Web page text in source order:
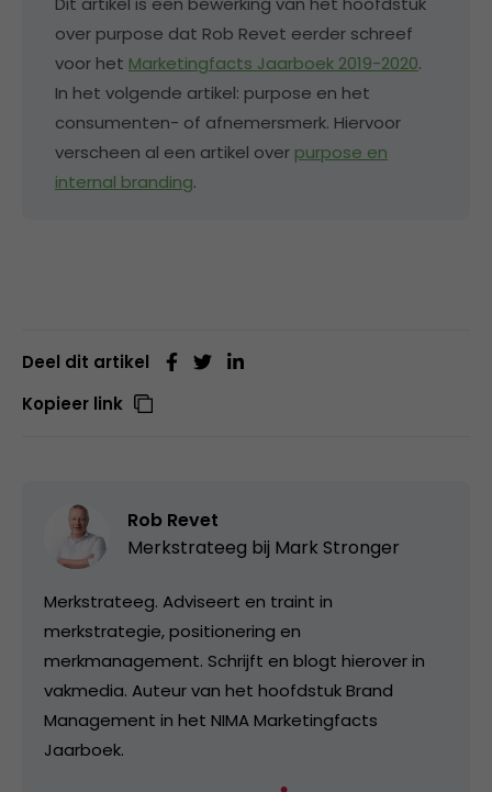
over purpose dat Rob Revet eerder schreef
voor het Marketingfacts Jaarboek 2019-2020.
In het volgende artikel: purpose en het
consumenten- of afnemersmerk. Hiervoor
verscheen al een artikel over purpose en
internal branding.
Deel dit artikel
Kopieer link
Rob Revet
Merkstrateeg bij Mark Stronger
Merkstrateeg. Adviseert en traint in
merkstrategie, positionering en
merkmanagement. Schrijft en blogt hierover in
vakmedia. Auteur van het hoofdstuk Brand
Management in het NIMA Marketingfacts
Jaarboek.